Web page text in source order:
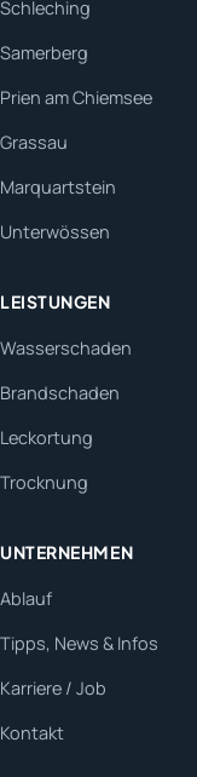
Schleching
Samerberg
Prien am Chiemsee
Grassau
Marquartstein
Unterwössen
LEISTUNGEN
Wasserschaden
Brandschaden
Leckortung
Trocknung
UNTERNEHMEN
Ablauf
Tipps, News & Infos
Karriere / Job
Kontakt